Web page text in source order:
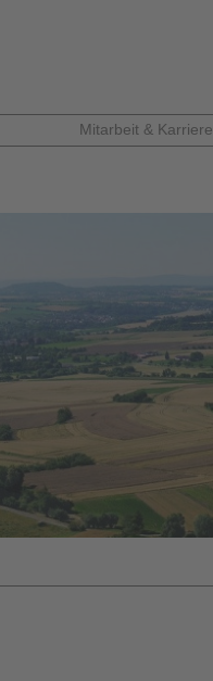
Mitarbeit & Karriere